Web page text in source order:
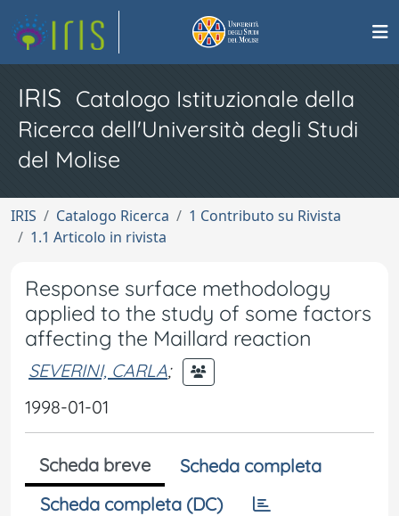
IRIS Catalogo Istituzionale della
Ricerca dell'Università degli Studi
del Molise
IRIS Catalogo Ricerca
1 Contributo su Rivista
1.1 Articolo in rivista
Response surface methodology
applied to the study of some factors
affecting the Maillard reaction
SEVERINI, CARLA;
1998-01-01
Scheda breve
Scheda completa
Scheda completa (DC)